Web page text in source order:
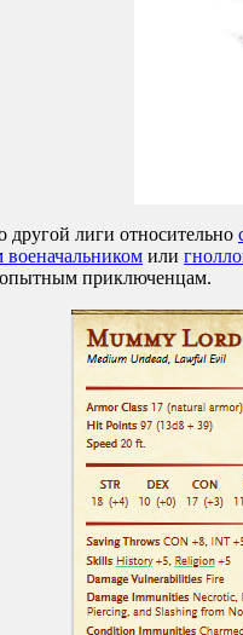
лиги относительно
или
опытным приключенцам.